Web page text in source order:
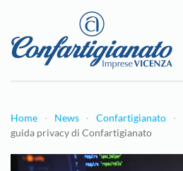
Passa al contenuto principale
Home News Confartigianato
guida privacy di Confartigianato